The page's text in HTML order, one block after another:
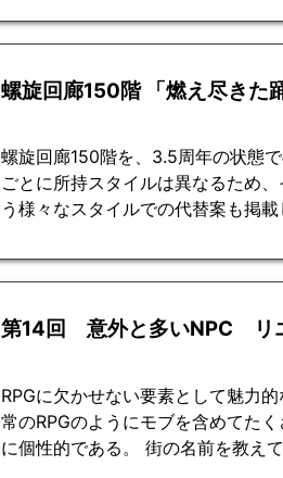
螺旋回廊150階 「燃え尽きた
螺旋回廊150階を、3.5周年の状態
ごとに所持スタイルは異なるため
う様々なスタイルでの代替案も掲載
第14回 意外と多いNPC リ
RPGに欠かせない要素として魅力
常のRPGのようにモブを含めてた
に個性的である。 街の名前を教え